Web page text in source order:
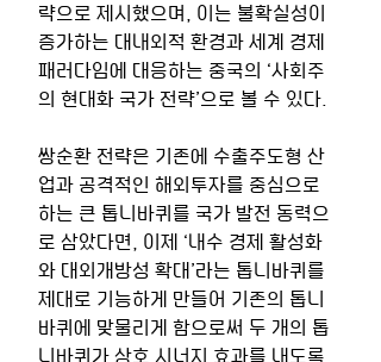
략으로 제시했으며, 이는 불확실성이
증가하는 대내외적 환경과 세계 경제
패러다임에 대응하는 중국의 ‘사회주
의 현대화 국가 전략’으로 볼 수 있다.
쌍순환 전략은 기존에 수출주도형 산
업과 공격적인 해외투자를 중심으로
하는 큰 톱니바퀴를 국가 발전 동력으
로 삼았다면, 이제 ‘내수 경제 활성화
와 대외개방성 확대’라는 톱니바퀴를
제대로 기능하게 만들어 기존의 톱니
바퀴에 맞물리게 함으로써 두 개의 톱
니바퀴가 상호 시너지 효과를 내도록